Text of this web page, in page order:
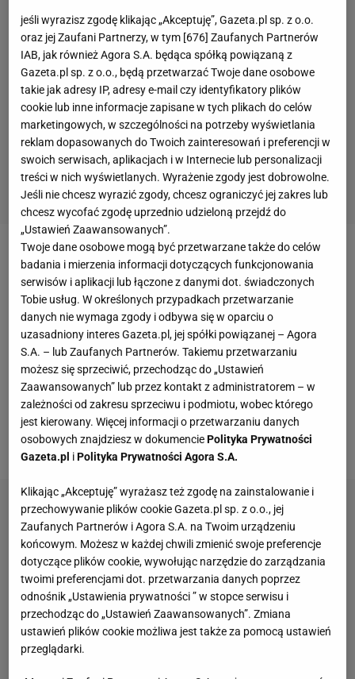
W ciągu najbliższych tygodniHuberta Hurkacza
czekają dwa turnieje. Najpierw zagra w turniejuATP
500 w Wiedniu (25-31 października), a później w
imprezie Masters 1000 w Paryżu (1-7 listopada).
Jeśli nie uda mu się zgromadzić punktów
wystarczających do udziału w turnieju Masters z
udziałem ośmiu najlepszych tenisistów rankingu
ATP Race, być może wystąpi także w ATP 250 w
Sztokholmie (7-13 listopada).
jeśli wyrazisz zgodę klikając „Akceptuję”, Gazeta.pl sp. z o.o.
oraz jej Zaufani Partnerzy, w tym [676] Zaufanych Partnerów
IAB, jak również Agora S.A. będąca spółką powiązaną z
Gazeta.pl sp. z o.o., będą przetwarzać Twoje dane osobowe
takie jak adresy IP, adresy e-mail czy identyfikatory plików
cookie lub inne informacje zapisane w tych plikach do celów
marketingowych, w szczególności na potrzeby wyświetlania
reklam dopasowanych do Twoich zainteresowań i preferencji w
swoich serwisach, aplikacjach i w Internecie lub personalizacji
treści w nich wyświetlanych. Wyrażenie zgody jest dobrowolne.
Jeśli nie chcesz wyrazić zgody, chcesz ograniczyć jej zakres lub
chcesz wycofać zgodę uprzednio udzieloną przejdź do
„Ustawień Zaawansowanych”.
Twoje dane osobowe mogą być przetwarzane także do celów
badania i mierzenia informacji dotyczących funkcjonowania
serwisów i aplikacji lub łączone z danymi dot. świadczonych
Tobie usług. W określonych przypadkach przetwarzanie
danych nie wymaga zgody i odbywa się w oparciu o
uzasadniony interes Gazeta.pl, jej spółki powiązanej – Agora
S.A. – lub Zaufanych Partnerów. Takiemu przetwarzaniu
możesz się sprzeciwić, przechodząc do „Ustawień
Zaawansowanych” lub przez kontakt z administratorem – w
zależności od zakresu sprzeciwu i podmiotu, wobec którego
jest kierowany. Więcej informacji o przetwarzaniu danych
osobowych znajdziesz w dokumenciePolityka Prywatności
Gazeta.pl iPolityka Prywatności Agora S.A.
Klikając „Akceptuję” wyrażasz też zgodę na zainstalowanie i
przechowywanie plików cookie Gazeta.pl sp. z o.o., jej
Zaufanych Partnerów i Agora S.A. na Twoim urządzeniu
końcowym. Możesz w każdej chwili zmienić swoje preferencje
dotyczące plików cookie, wywołując narzędzie do zarządzania
twoimi preferencjami dot. przetwarzania danych poprzez
odnośnik „Ustawienia prywatności ” w stopce serwisu i
przechodząc do „Ustawień Zaawansowanych”. Zmiana
ustawień plików cookie możliwa jest także za pomocą ustawień
przeglądarki.